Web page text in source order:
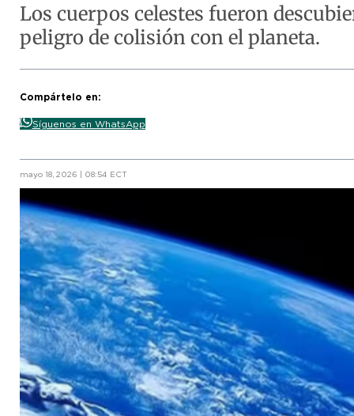
Los cuerpos celestes fueron
peligro de colisión con el planeta.
Compártelo en:
Síguenos en WhatsApp
mayo 18, 2026 | 08:54 ECT